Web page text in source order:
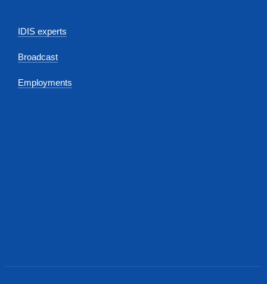
IDIS experts
Broadcast
Employments